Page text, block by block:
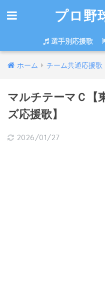
プロ野
選手別応援歌
ホーム チーム共通応援歌
マルチテーマＣ【
ズ応援歌】
2026/01/27